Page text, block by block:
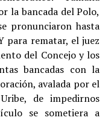
la bancada del Polo,
pronunciaron hasta
para rematar, el juez
del Concejo y los
bancadas con la
avalada por el
de impedirnos
se sometiera a